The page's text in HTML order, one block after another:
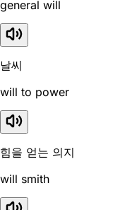
general will
날씨
will to power
힘을 얻는 의지
will smith